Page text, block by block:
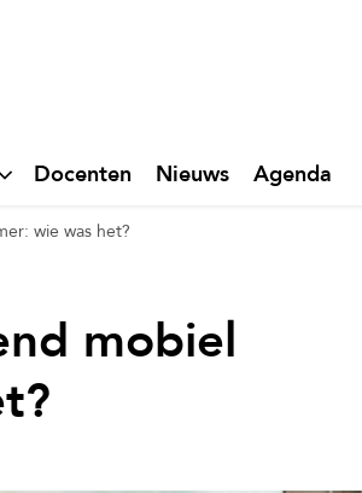
Docenten Nieuws Agenda
wie was het?
mobiel